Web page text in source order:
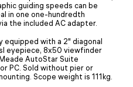
guiding speeds can be
in one one-hundredth
the included AC adapter.
equipped with a 2" diagonal
eyepiece, 8x50 viewfinder
AutoStar Suite
PC. Sold without pier or
Scope weight is 111kg.